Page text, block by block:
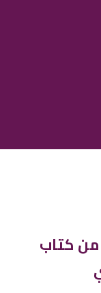
من كتاب